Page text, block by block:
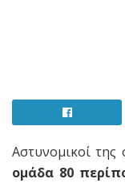
Αστυνομικοί
ομάδα 80